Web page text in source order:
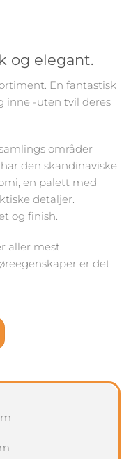
og elegant.
En fantastisk
inne -uten tvil deres
områder
den skandinaviske
en palett med
detaljer.
og finish.
aller mest
er det
m